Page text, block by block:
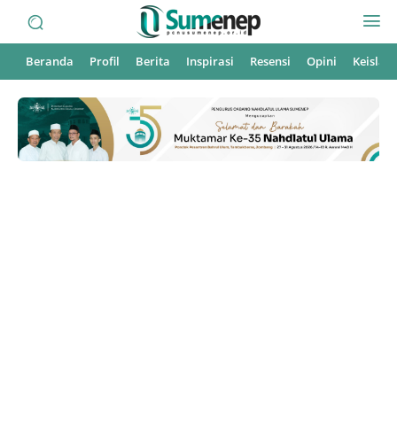
Beranda Profil Berita Inspirasi Resensi Opini